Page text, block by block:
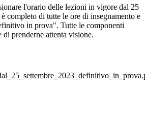
l'orario delle lezioni in vigore dal 25
completo di tutte le ore di insegnamento e
in prova". Tutte le componenti
di prenderne attenta visione.